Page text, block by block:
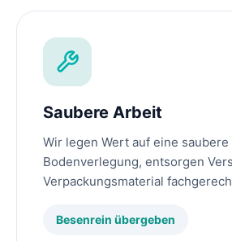
Saubere Arbeit
Wir legen Wert auf eine
Bodenverlegung, entsorgen
Verpackungsmaterial
Besenrein übergeben